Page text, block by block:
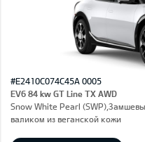
#E2410C074C45A 0005
EV6 84 kw GT Line TX AWD
Snow White Pearl
валиком из веганской кожи